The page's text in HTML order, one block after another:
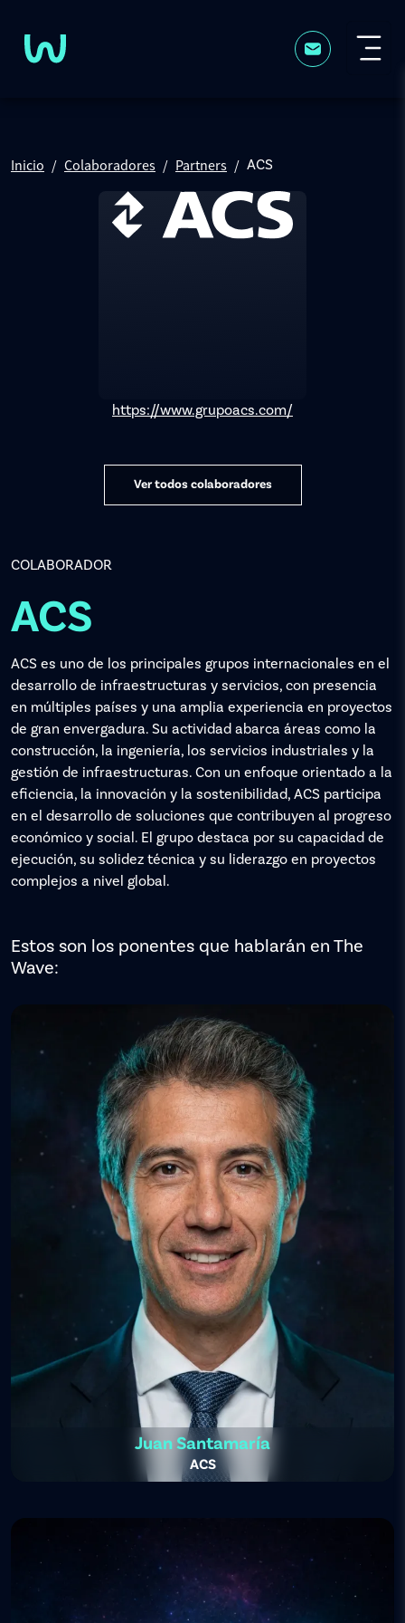
Inicio Colaboradores Partners ACS
https://www.grupoacs.com/
Ver todos colaboradores
COLABORADOR
ACS
ACS es uno de los principales grupos internacionales en el
desarrollo de infraestructuras y servicios, con presencia
en múltiples países y una amplia experiencia en proyectos
de gran envergadura. Su actividad abarca áreas como la
construcción, la ingeniería, los servicios industriales y la
gestión de infraestructuras. Con un enfoque orientado a la
eficiencia, la innovación y la sostenibilidad, ACS participa
en el desarrollo de soluciones que contribuyen al progreso
económico y social. El grupo destaca por su capacidad de
ejecución, su solidez técnica y su liderazgo en proyectos
complejos a nivel global.
Estos son los ponentes que hablarán en The
Wave:
Juan Santamaría
ACS